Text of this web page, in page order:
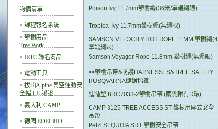
詢價清單
> 課程報名系統
> 攀樹用品
Tree Work
> IRTC 聯名商品
> 電動工具
> 拔山Alpine 高空運動安
全帽 CE 認證
> 義大利 CAMP
> 德國 EDELRID
Poison Ivy 11.7mm攀樹繩(36米/單端繩眼)
Tropical Ivy 11.7mm攀樹繩(無繩眼)
SAMSON VELOCITY HOT ROPE 11MM 攀樹繩
單端繩眼)
Samson Voyager Rope 11.8mm 攀樹繩(無繩眼)
>>攀樹吊帶&防護HARNESSES&TREE SAFETY
HUSQVARNA鏈鋸擋褲
進階型 BRC7033-2攀樹吊帶 (兩側附有D環)
CAMP 3125 TREE ACCESS ST 攀樹用座式安全
吊帶
Petzl SEQUOIA SRT 攀樹安全吊帶